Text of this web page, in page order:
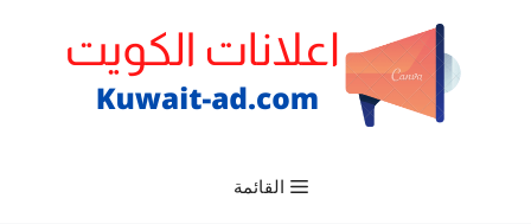
القائمة